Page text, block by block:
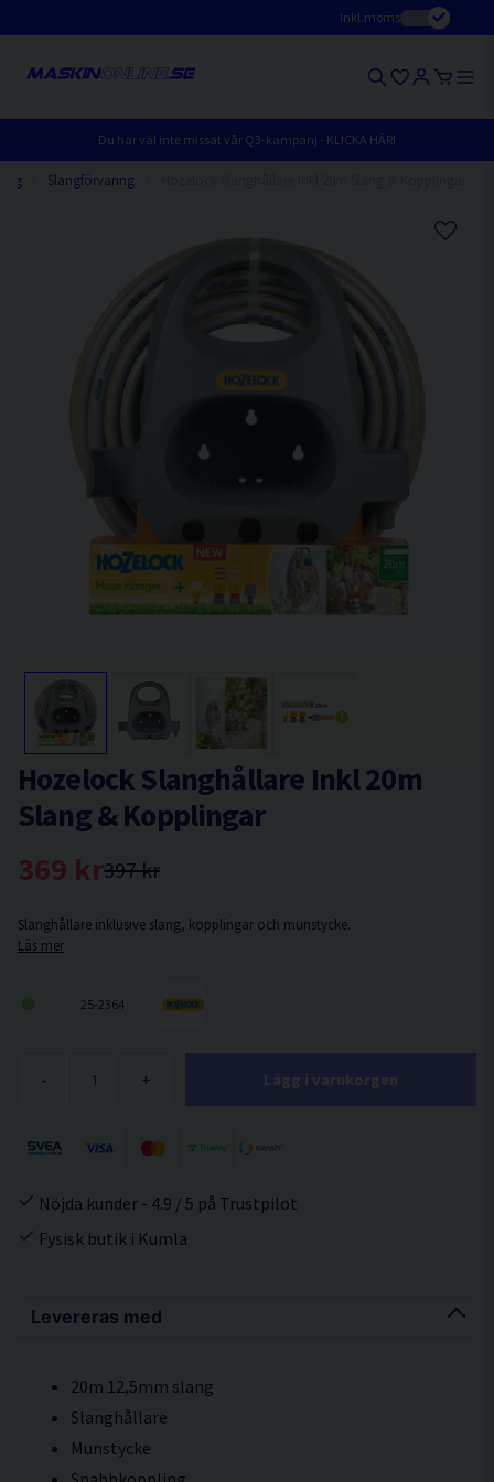
Inkl.moms
Du har väl inte missat vår Q3-kampanj - KLICKA HÄR!
Slangförvaring
Levereras med
20m 12,5mm slang
Slanghållare
Munstycke
Hozelock Slanghållare Inkl 20m
Slang & Kopplingar
397 kr
369 kr
Slanghållare inklusive slang, kopplingar och munstycke.
Läs mer
25-2364
- +
Nöjda kunder - 4.9 / 5 på Trustpilot
Fysisk butik i Kumla